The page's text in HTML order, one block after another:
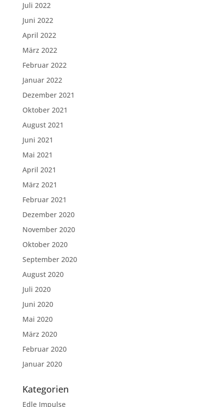
Juli 2022
Juni 2022
April 2022
März 2022
Februar 2022
Januar 2022
Dezember 2021
Oktober 2021
August 2021
Juni 2021
Mai 2021
April 2021
März 2021
Februar 2021
Dezember 2020
November 2020
Oktober 2020
September 2020
August 2020
Juli 2020
Juni 2020
Mai 2020
März 2020
Februar 2020
Januar 2020
Kategorien
Edle Impulse